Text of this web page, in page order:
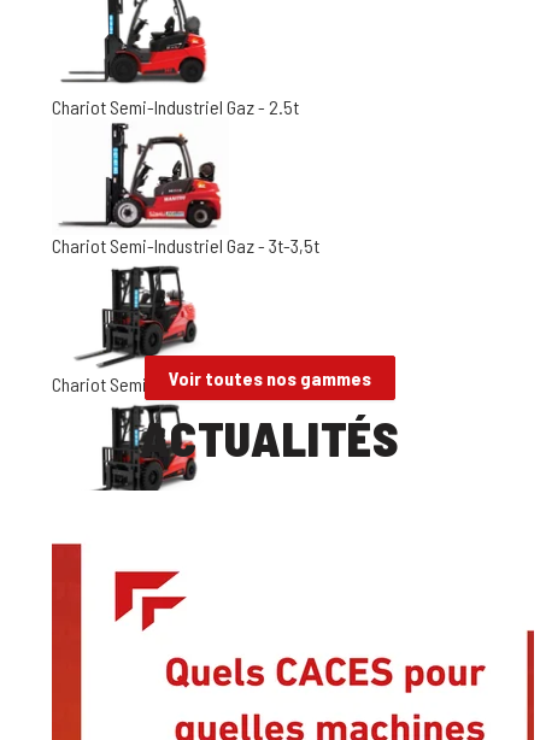
Chariot Semi-Industriel Gaz - 2.5t
Chariot Semi-Industriel Gaz - 3t-3,5t
Chariot Semi-Industriel Gaz - 4t-5t
Chariot Semi-Industriel Diesel - 3t-3,5t
Voir toutes nos gammes
ACTUALITÉS